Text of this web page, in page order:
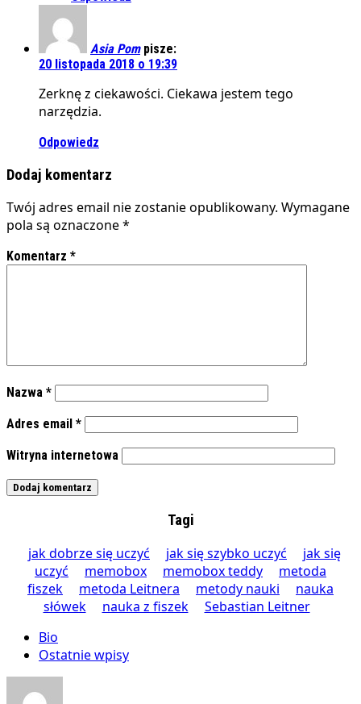
Asia Pom pisze:
20 listopada 2018 o 19:39
Zerknę z ciekawości. Ciekawa jestem tego
narzędzia.
Odpowiedz
Dodaj komentarz
Twój adres email nie zostanie opublikowany. Wymagane
pola są oznaczone*
Komentarz *
Nazwa *
Adres email *
Witryna internetowa
Tagi
jak dobrze się uczyć
jak się szybko uczyć
jak się
uczyć
memobox memobox teddy
metoda
fiszek
metoda Leitnera metody nauki
nauka
słówek
nauka z fiszek
Sebastian Leitner
Bio
Ostatnie wpisy